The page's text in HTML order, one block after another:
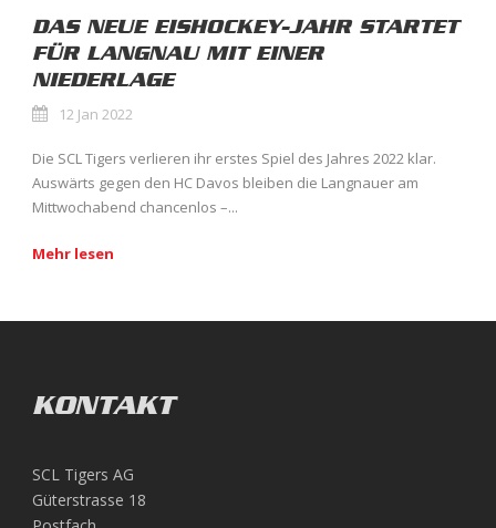
DAS NEUE EISHOCKEY-JAHR STARTET
FÜR LANGNAU MIT EINER
NIEDERLAGE
12 Jan 2022
Die SCL Tigers verlieren ihr erstes Spiel des Jahres 2022 klar.
Auswärts gegen den HC Davos bleiben die Langnauer am
Mittwochabend chancenlos –...
Mehr lesen
KONTAKT
SCL Tigers AG
Güterstrasse 18